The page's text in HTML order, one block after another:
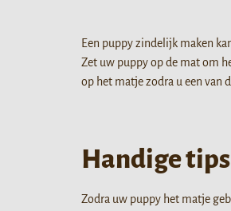
Een puppy zindelijk maken
Zet uw puppy op de mat om
op het matje zodra u een van
Handige
Zodra uw puppy het matje